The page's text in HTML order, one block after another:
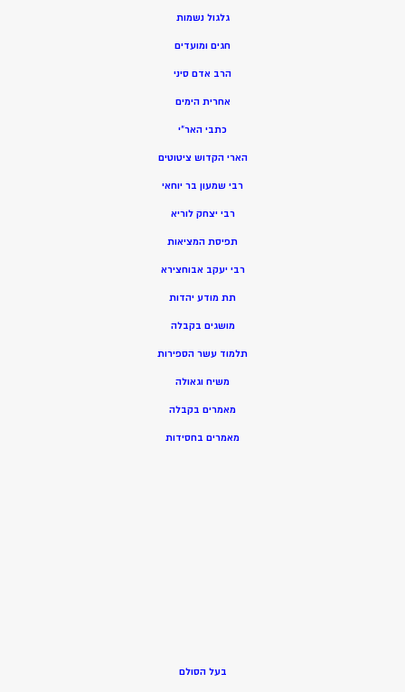
גלגול נשמות
חגים ומועדים
הרב אדם סיני
אחרית הימים
כתבי האר”י
הארי הקדוש ציטוטים
רבי שמעון בר יוחאי
רבי יצחק לוריא
תפיסת המציאות
רבי יעקב אבוחצירא
תת מודע יהדות
מושגים בקבלה
תלמוד עשר הספירות
משיח וגאולה
מאמרים בקבלה
מאמרים בחסידות
בעל הסולם